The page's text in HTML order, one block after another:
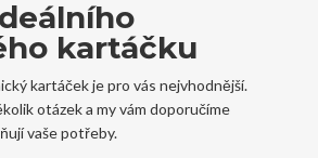
kartáčku
kartáček je pro vás nejvhodnější.
otázek a my vám doporučíme
vaše potřeby.